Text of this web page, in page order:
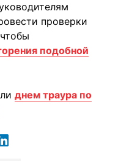
проверки
подобной
днем траура по
Facebook
в Xв Viber
в Whatsapp
в Messenger
отправить в LinkedIn